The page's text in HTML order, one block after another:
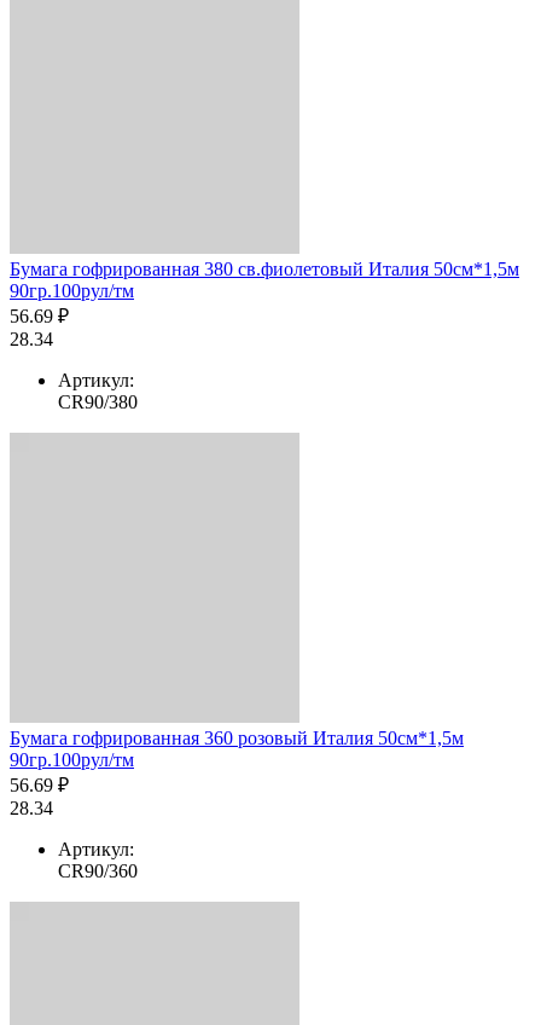
Бумага гофрированная 380 св.фиолетовый Италия 50см*1,5м
90гр.100рул/тм
56.69 ₽
28.34
Артикул:
CR90/380
Бумага гофрированная 360 розовый Италия 50см*1,5м
90гр.100рул/тм
56.69 ₽
28.34
Артикул:
CR90/360